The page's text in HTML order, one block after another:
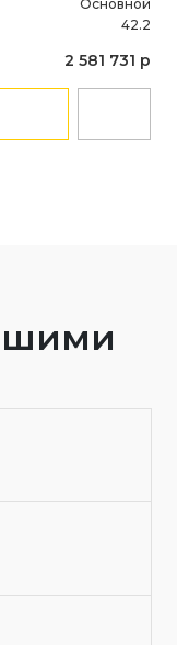
Основной
42.2
2 581 731 р